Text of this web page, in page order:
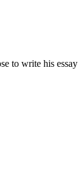
to write his